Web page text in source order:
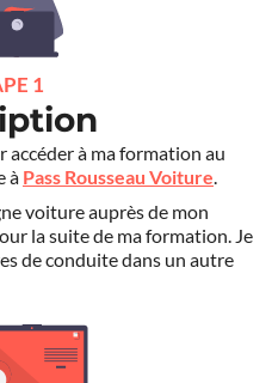
1
accéder à ma formation au
à Pass Rousseau Voiture.
voiture auprès de mon
la suite de ma formation. Je
de conduite dans un autre